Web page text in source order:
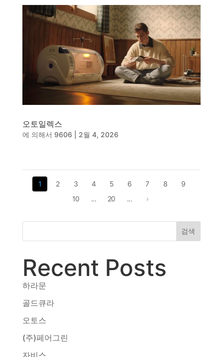
오토일렉스
에 의해서 9606 2월 4, 2026
1 2 3 4 5 6 7 8
9
10
... 20 ... ›
검색
Recent Posts
하라문
골드큐라
오토스
(주)페어그린